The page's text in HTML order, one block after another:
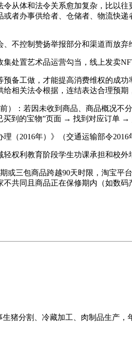
体和法令关系愈加复杂，比以往
者办事供给者、仓储者、物流快
控制赞扬举报部分和渠道而放弃
置艺术品运营勾当，线上发卖
工做，才能提高消费维权的成功
相关法令根据，连结表达合理预期
：若因未收到商品、商品概况不
到的宝物”页面 → 找到对应订单
2016年）》（交通运输部令2016
利教育阶段学生功课承担和校外
三包商品跨越90天时限，淘宝平
共同且商品正在保修期内（如数
猪分割、冷藏加工、肉制品生产